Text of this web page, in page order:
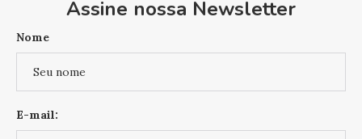
Assine nossa Newsletter
Nome
E-mail: